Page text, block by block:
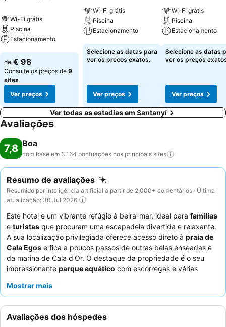
Wi-Fi grátis
Piscina
Estacionamento
Ver preços
de € 98
Consulte os preços de 9
sites
Ver preços
Wi-Fi grátis
Piscina
Estacionamento
Ver preços
Selecione as datas para
ver os preços exatos.
Ver preços
Wi-Fi grátis
Piscina
Estacionamento
Ver preços
Selecione as datas
ver os preços
Ver preços
Ver todas as estadias em Santanyí
Avaliações
7,8 Boa
com base em 3.164 pontuações nos principais sites
Resumo de avaliações
Resumido por inteligência artificial a partir de 2.000+ comentários · Última
atualização: 30 Jul 2026
Este hotel é um vibrante refúgio à beira-mar, ideal para famílias
e turistas que procuram uma escapadela divertida e relaxante.
A sua localização privilegiada oferece acesso direto à praia de
Cala Egos e fica a poucos passos de outras belas enseadas e
da marina de Cala d'Or. O destaque da propriedade é o seu
impressionante parque aquático com escorregas e várias
idades. Os hóspedes elogiam consistentemente os
abundante
recebe grandes elogios pela sua qualidade e ofertas
diversas. Para uma experiência mais tranquila, os hóspedes
Mostrar mais
Avaliações dos hóspedes